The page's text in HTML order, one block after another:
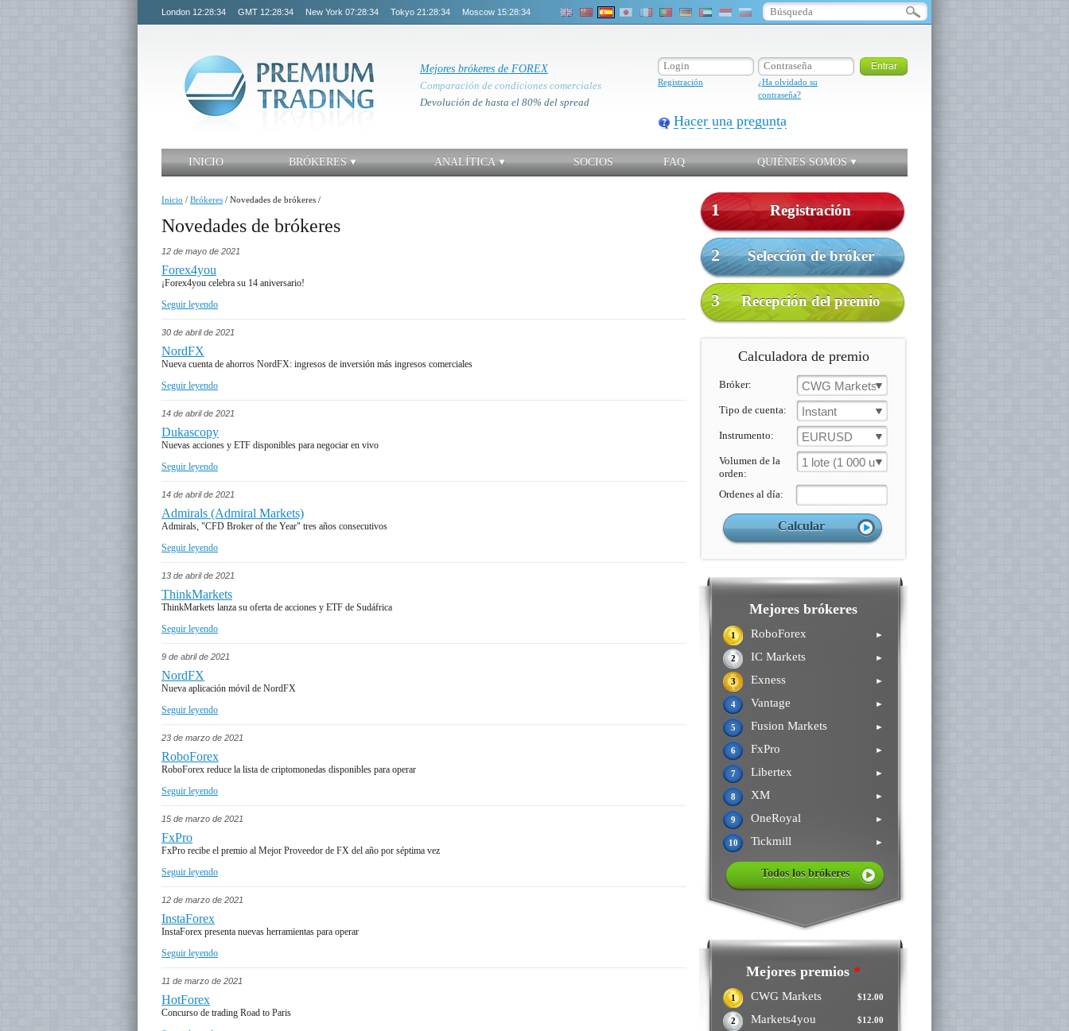
London 12:28:35 GMT 12:28:35 New York 07:28:35 Tokyo 21:28:35 Moscow 15:28:35
Mejores brókeres de FOREX
Comparación de condiciones comerciales
Devolución de hasta el 80% del spread
Registración
¿Ha olvidado su
contraseña?
Hacer una pregunta
INICIO BRÓKERES ANALÍTICA SOCIOS FAQ QUIÉNES SOMOS
1 Registración
2 Selección de bróker
3 Recepción del premio
Calculadora de premio
Bróker: CWG Markets
Tipo de cuenta: Instant
Instrumento: EURUSD
Volumen de la
orden:
1 lote (1 000 un.)
Ordenes al día:
Mejores brókeres
1 RoboForex ►
2 IC Markets ►
3 Exness ►
4 Vantage ►
5 Fusion Markets ►
6 FxPro ►
7 Libertex ►
8 XM ►
9 OneRoyal ►
10 Tickmill ►
Todos los brókeres
Mejores premios *
$12.00
1 CWG Markets
$12.00
2 Markets4you
Inicio / Brókeres / Novedades de brókeres /
Novedades de brókeres
12 de mayo de 2021
Forex4you
¡Forex4you celebra su 14 aniversario!
Seguir leyendo
30 de abril de 2021
NordFX
Nueva cuenta de ahorros NordFX: ingresos de inversión más ingresos comerciales
Seguir leyendo
14 de abril de 2021
Dukascopy
Nuevas acciones y ETF disponibles para negociar en vivo
Seguir leyendo
14 de abril de 2021
Admirals (Admiral Markets)
Admirals, "CFD Broker of the Year" tres años consecutivos
Seguir leyendo
13 de abril de 2021
ThinkMarkets
ThinkMarkets lanza su oferta de acciones y ETF de Sudáfrica
Seguir leyendo
9 de abril de 2021
NordFX
Nueva aplicación móvil de NordFX
Seguir leyendo
23 de marzo de 2021
RoboForex
RoboForex reduce la lista de criptomonedas disponibles para operar
Seguir leyendo
15 de marzo de 2021
FxPro
FxPro recibe el premio al Mejor Proveedor de FX del año por séptima vez
Seguir leyendo
12 de marzo de 2021
InstaForex
InstaForex presenta nuevas herramientas para operar
Seguir leyendo
11 de marzo de 2021
HotForex
Concurso de trading Road to Paris